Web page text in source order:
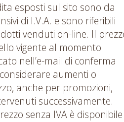
esposti sul sito sono da
di I.V.A. e sono riferibili
venduti on-line. Il
vigente al momento
nell’e-mail di conferma
aumenti o
anche per promozioni,
successivamente.
senza IVA è